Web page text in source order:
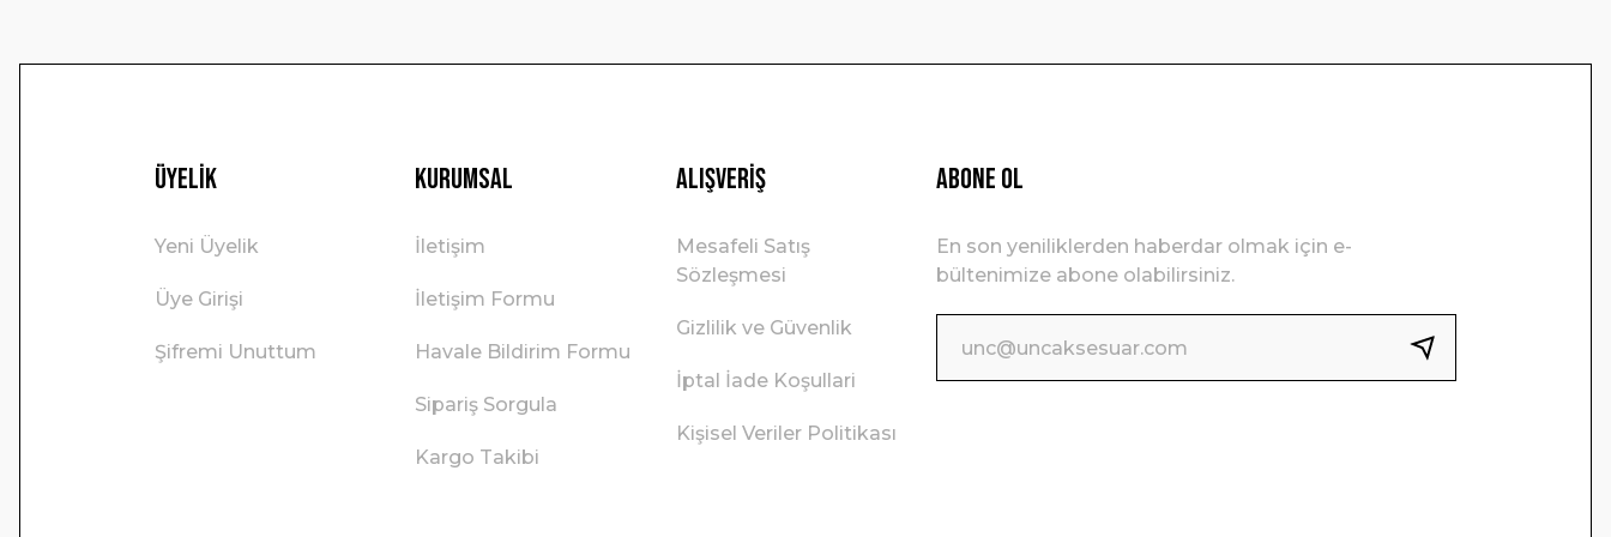
Üyelik
Yeni Üyelik
Üye Girişi
Şifremi Unuttum
Kurumsal
İletişim
İletişim Formu
Havale Bildirim Formu
Sipariş Sorgula
Kargo Takibi
Alışveriş
Mesafeli Satış
Sözleşmesi
Gizlilik ve Güvenlik
İptal İade Koşullari
Kişisel Veriler Politikası
ABONE OL
En son yeniliklerden haberdar olmak için e-
bültenimize abone olabilirsiniz.